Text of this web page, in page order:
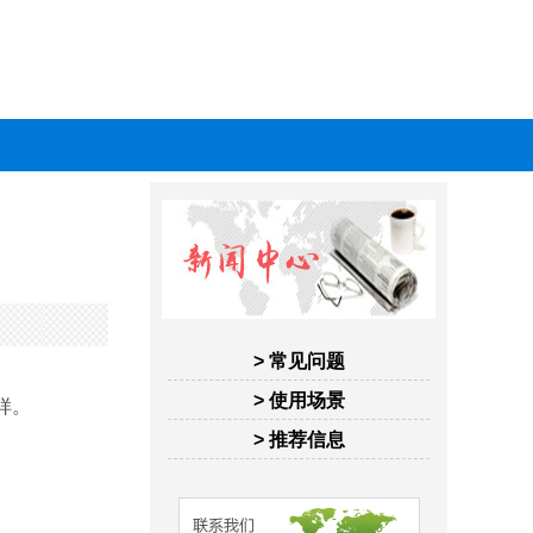
> 常见问题
> 使用场景
> 推荐信息